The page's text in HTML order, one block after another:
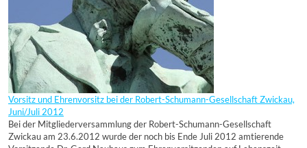
Vorsitz und Ehrenvorsitz bei der Robert-Schumann-Gesellschaft Zwickau,
Juni/Juli 2012
Bei der Mitgliederversammlung der Robert-Schumann-Gesellschaft
Zwickau am 23.6.2012 wurde der noch bis Ende Juli 2012 amtierende